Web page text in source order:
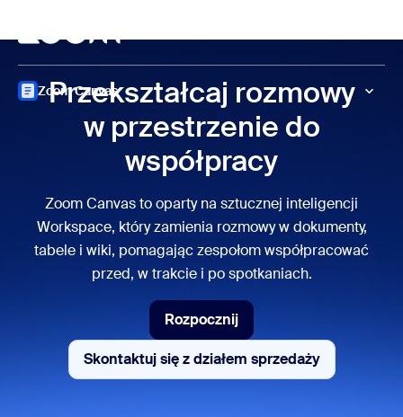
Zoom Canvas
Przekształcaj rozmowy
w przestrzenie do
współpracy
Zoom Canvas to oparty na sztucznej inteligencji
Workspace, który zamienia rozmowy w dokumenty,
tabele i wiki, pomagając zespołom współpracować
przed, w trakcie i po spotkaniach.
Rozpocznij
Rozpocznij
Skontaktuj się z działem sprzedaży
Skontaktuj się z działem